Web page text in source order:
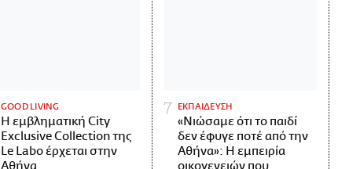
GOOD LIVING
Η εμβληματική City
Exclusive Collection της
Le Labo έρχεται στην
ΕΚΠΑΙΔΕΥΣΗ
«Νιώσαμε ότι το παιδί
δεν έφυγε ποτέ από την
Αθήνα»: Η εμπειρία